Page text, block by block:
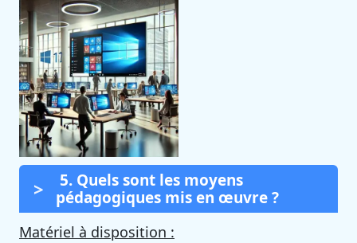
5. Quels sont les moyens
pédagogiques mis en œuvre ?
Matériel à disposition :